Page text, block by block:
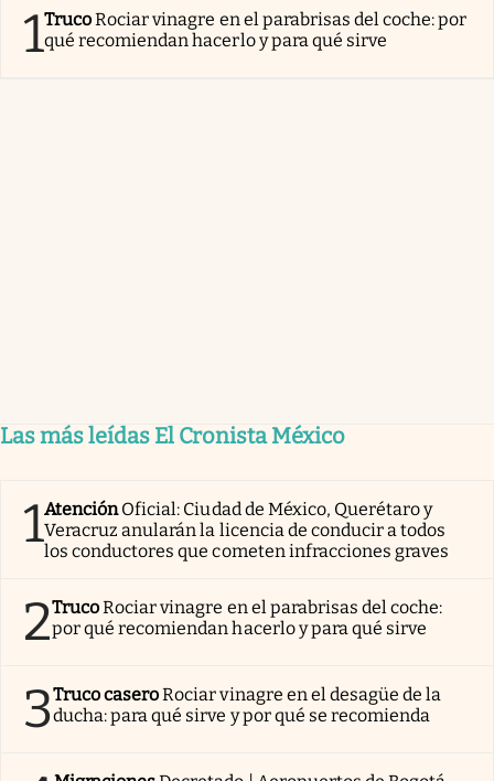
1TrucoRociar vinagre en el parabrisas del coche: por
qué recomiendan hacerlo y para qué sirve
Las más leídas El Cronista México
1AtenciónOficial: Ciudad de México, Querétaro y
Veracruz anularán la licencia de conducir a todos
los conductores que cometen infracciones graves
2TrucoRociar vinagre en el parabrisas del coche:
por qué recomiendan hacerlo y para qué sirve
3Truco caseroRociar vinagre en el desagüe de la
ducha: para qué sirve y por qué se recomienda